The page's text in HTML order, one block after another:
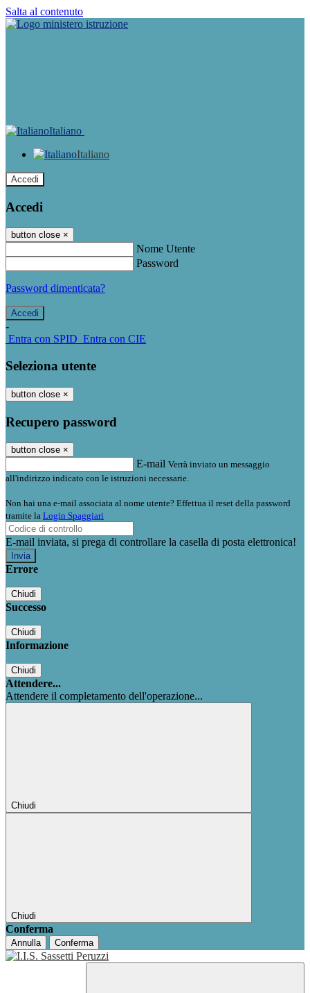
Salta al contenuto
Italiano
Italiano
Accedi
Accedi
button close ×
Nome Utente
Password
Password dimenticata?
-
Entra con SPID Entra con CIE
Seleziona utente
button close ×
Recupero password
button close ×
E-mail Verrà inviato un messaggio
all'indirizzo indicato con le istruzioni necessarie.
Non hai una e-mail associata al nome utente? Effettua il reset della password
tramite la Login Spaggiari
E-mail inviata, si prega di controllare la casella di posta elettronica!
Errore
Chiudi
Successo
Chiudi
Informazione
Chiudi
Attendere...
Attendere il completamento dell'operazione...
Chiudi
Chiudi
Conferma
Annulla Conferma